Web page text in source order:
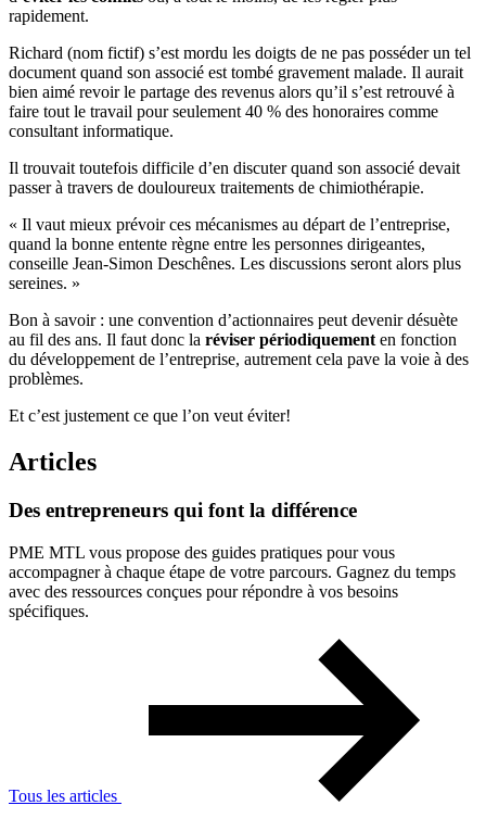
rapidement.
Richard (nom fictif) s’est mordu les doigts de ne pas posséder un tel
document quand son associé est tombé gravement malade. Il aurait
bien aimé revoir le partage des revenus alors qu’il s’est retrouvé à
faire tout le travail pour seulement 40 % des honoraires comme
consultant informatique.
Il trouvait toutefois difficile d’en discuter quand son associé devait
passer à travers de douloureux traitements de chimiothérapie.
« Il vaut mieux prévoir ces mécanismes au départ de l’entreprise,
quand la bonne entente règne entre les personnes dirigeantes,
conseille Jean-Simon Deschênes. Les discussions seront alors plus
sereines. »
Bon à savoir : une convention d’actionnaires peut devenir désuète
au fil des ans. Il faut donc la réviser périodiquement en fonction
du développement de l’entreprise, autrement cela pave la voie à des
problèmes.
Et c’est justement ce que l’on veut éviter!
Articles
Des entrepreneurs qui font la différence
PME MTL vous propose des guides pratiques pour vous
accompagner à chaque étape de votre parcours. Gagnez du temps
avec des ressources conçues pour répondre à vos besoins
spécifiques.
Tous les articles